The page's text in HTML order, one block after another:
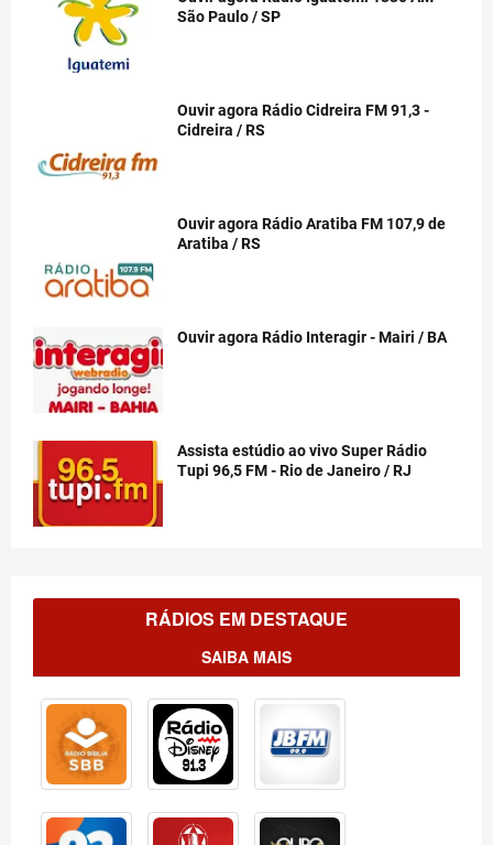
São Paulo / SP
Ouvir agora Rádio Cidreira FM 91,3 -
Cidreira / RS
Ouvir agora Rádio Aratiba FM 107,9 de
Aratiba / RS
Ouvir agora Rádio Interagir - Mairi / BA
Assista estúdio ao vivo Super Rádio
Tupi 96,5 FM - Rio de Janeiro / RJ
RÁDIOS EM DESTAQUE
SAIBA MAIS